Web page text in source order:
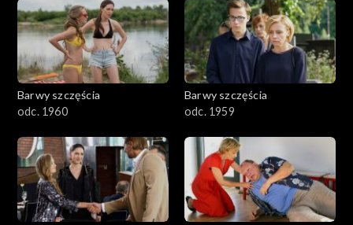
Barwy szczęścia
odc. 1960
Barwy szczęścia
odc. 1959